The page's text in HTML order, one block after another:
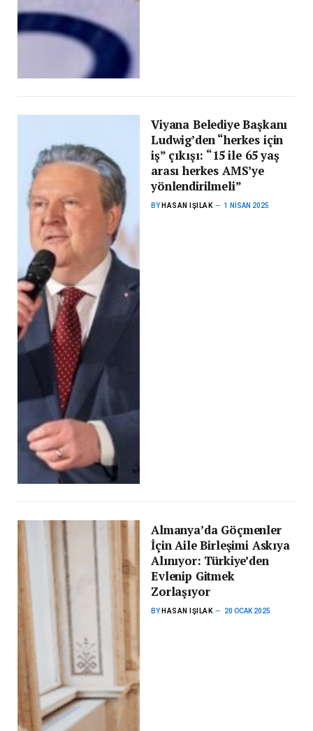
Viyana Belediye Başkanı
Ludwig’den “herkes için
iş” çıkışı: “15 ile 65 yaş
arası herkes AMS’ye
yönlendirilmeli”
BY HASAN IŞILAK 1 NISAN 2025
Almanya’da Göçmenler
İçin Aile Birleşimi Askıya
Alınıyor: Türkiye’den
Evlenip Gitmek
Zorlaşıyor
BY HASAN IŞILAK 20 OCAK 2025